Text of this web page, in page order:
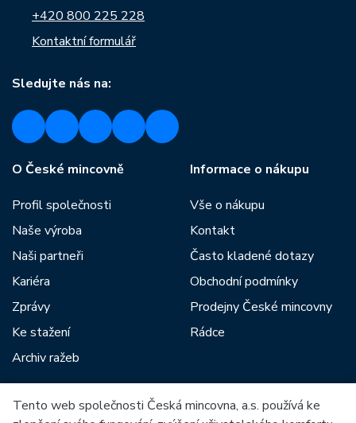
+420 800 225 228
Kontaktní formulář
Sledujte nás na:
O České mincovně
Profil společnosti
Naše výroba
Naši partneři
Kariéra
Zprávy
Ke stažení
Archiv ražeb
Informace o nákupu
Vše o nákupu
Kontakt
Často kladené dotazy
Obchodní podmínky
Prodejny České mincovny
Rádce
Mezi naše partnery patří:
Tento web společnosti Česká mincovna, a.s. používá ke